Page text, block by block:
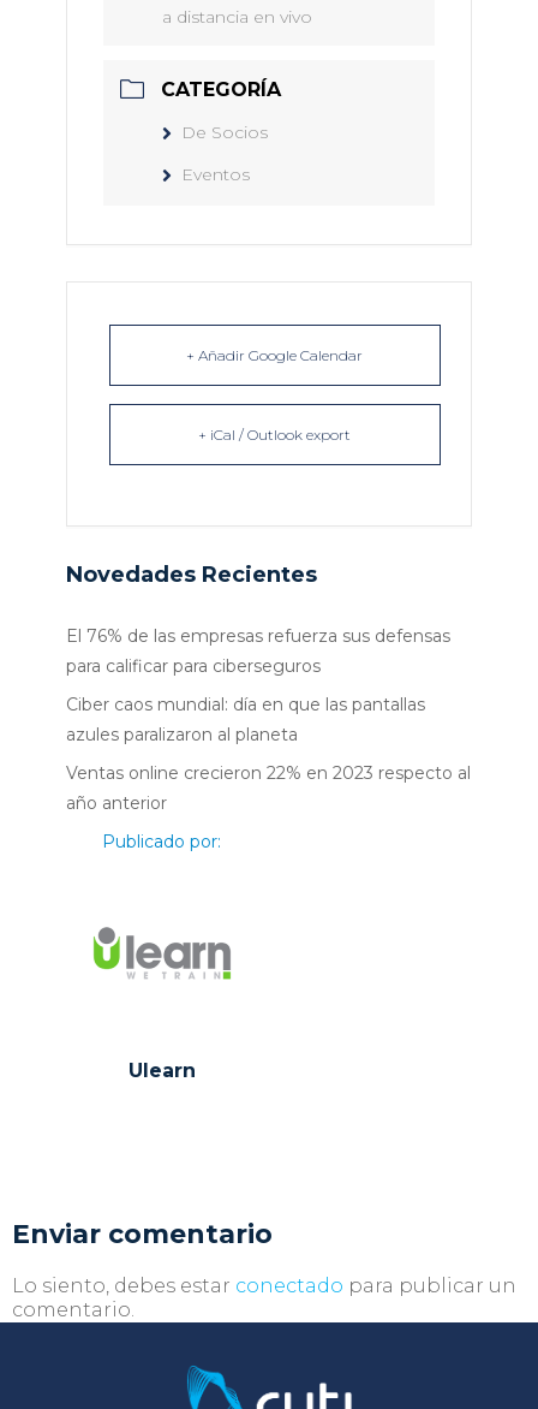
a distancia en vivo
CATEGORÍA
De Socios
Eventos
+ Añadir Google Calendar
+ iCal / Outlook export
Novedades Recientes
El 76% de las empresas refuerza sus defensas
para calificar para ciberseguros
Ciber caos mundial: día en que las pantallas
azules paralizaron al planeta
Ventas online crecieron 22% en 2023 respecto al
año anterior
Publicado por:
Ulearn
Enviar comentario
Lo siento, debes estar conectado para publicar un
comentario.